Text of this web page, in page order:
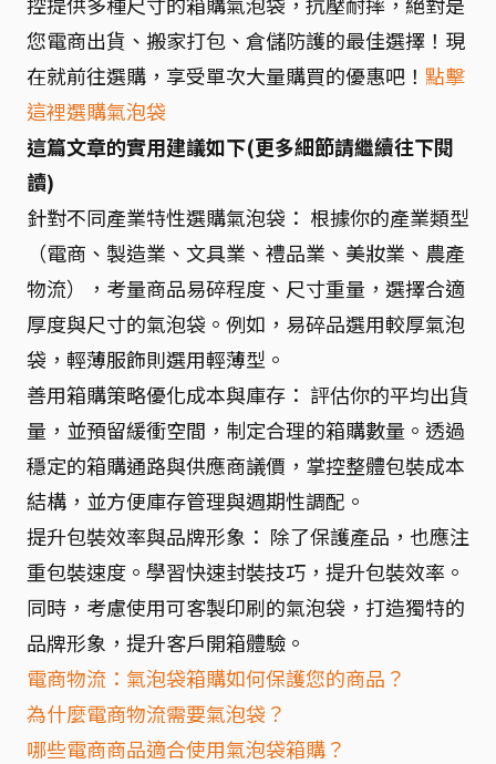
您電商出貨、搬家打包、倉儲防護的最佳選擇！現
在就前往選購，享受單次大量購買的優惠吧！ 點擊
這裡選購氣泡袋
這篇文章的實用建議如下(更多細節請繼續往下閱
讀)
針對不同產業特性選購氣泡袋： 根據你的產業類型
（電商、製造業、文具業、禮品業、美妝業、農產
物流），考量商品易碎程度、尺寸重量，選擇合適
厚度與尺寸的氣泡袋。例如，易碎品選用較厚氣泡
袋，輕薄服飾則選用輕薄型。
善用箱購策略優化成本與庫存： 評估你的平均出貨
量，並預留緩衝空間，制定合理的箱購數量。透過
穩定的箱購通路與供應商議價，掌控整體包裝成本
結構，並方便庫存管理與週期性調配。
提升包裝效率與品牌形象： 除了保護產品，也應注
重包裝速度。學習快速封裝技巧，提升包裝效率。
同時，考慮使用可客製印刷的氣泡袋，打造獨特的
品牌形象，提升客戶開箱體驗。
電商物流：氣泡袋箱購如何保護您的商品？
為什麼電商物流需要氣泡袋？
哪些電商商品適合使用氣泡袋箱購？